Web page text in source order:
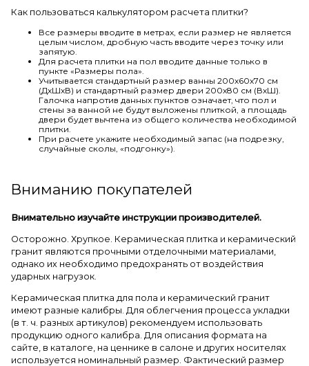
Как пользоваться калькулятором расчета плитки?
Все размеры вводите в метрах, если размер не является
целым числом, дробную часть вводите через точку или
запятую.
Для расчета плитки на пол вводите данные только в
пункте «Размеры пола».
Учитывается стандартный размер ванны 200х60х70 см
(ДхШхВ) и стандартный размер двери 200х80 см (ВхШ).
Галочка напротив данных пунктов означает, что пол и
стены за ванной не будут выложены плиткой, а площадь
двери будет вычтена из общего количества необходимой
плитки.
При расчете укажите необходимый запас (на подрезку,
случайные сколы, «подгонку»).
Вниманию покупателей
Внимательно изучайте инструкции производителей.
Осторожно. Хрупкое. Керамическая плитка и керамический
гранит являются прочными отделочными материалами,
однако их необходимо предохранять от воздействия
ударных нагрузок.
Керамическая плитка для пола и керамический гранит
имеют разные калибры. Для облегчения процесса укладки
(в т. ч. разных артикулов) рекомендуем использовать
продукцию одного калибра. Для описания формата на
сайте, в каталоге, на ценнике в салоне и других носителях
используется номинальный размер. Фактический размер